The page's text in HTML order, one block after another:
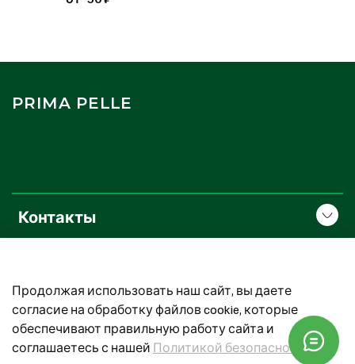
Контакты
Покупателям
PRIMA PELLE
Prima Pelle. Все права защищены.
Продолжая использовать наш сайт, вы даете
согласие на обработку файлов cookie, которые
обеспечивают правильную работу сайта и
соглашаетесь с нашей Политикой безопасности